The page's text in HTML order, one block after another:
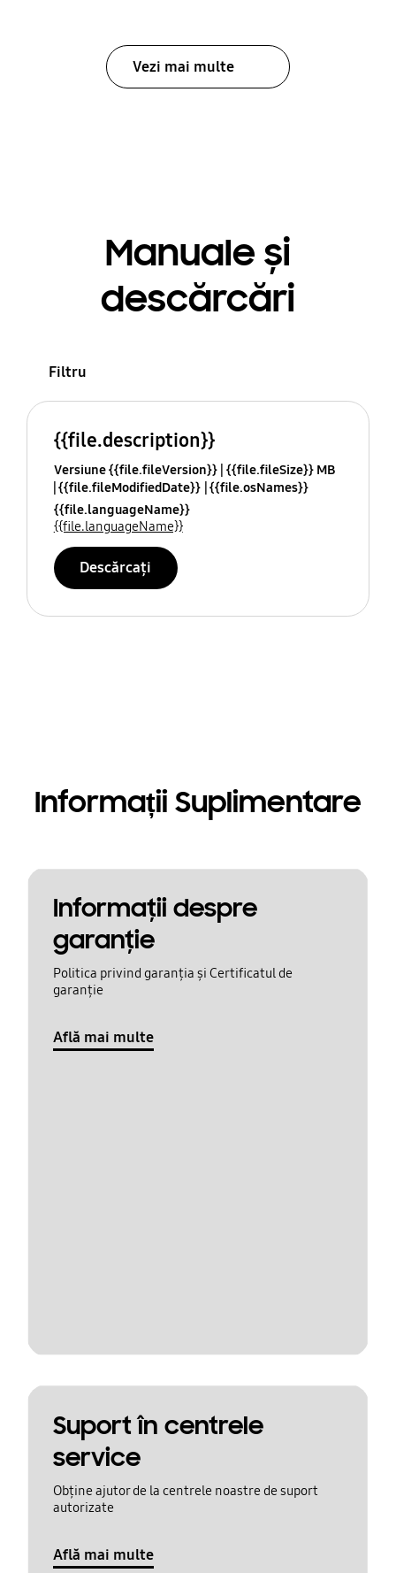
Vezi mai multe
Manuale și
descărcări
Filtru
{{file.description}}
Versiune {{file.fileVersion}} {{file.fileSize}} MB
{{file.fileModifiedDate}} {{file.osNames}}
{{file.languageName}}
{{file.languageName}}
Descărcați
Informații Suplimentare
Informaţii despre
garanţie
Politica privind garanția și Certificatul de
garanție
Află mai multe
Suport în centrele
service
Obține ajutor de la centrele noastre de suport
autorizate
Află mai multe